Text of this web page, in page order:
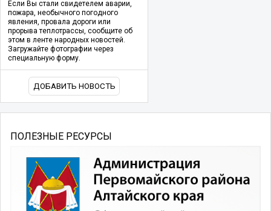
Если Вы стали свидетелем аварии,
пожара, необычного погодного
явления, провала дороги или
прорыва теплотрассы, сообщите об
этом в ленте народных новостей.
Загружайте фотографии через
специальную форму.
ДОБАВИТЬ НОВОСТЬ
ПОЛЕЗНЫЕ РЕСУРСЫ